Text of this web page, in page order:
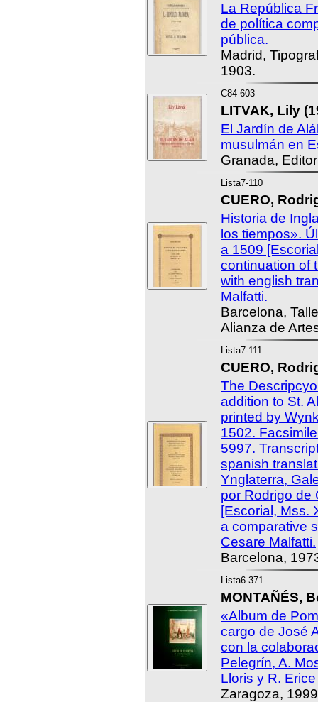
La República
de política
pública.
Madrid,
1903.
C84-603
LITVAK, Lily
El Jardín de
musulmán en
Granada,
Lista7-110
CUERO,
Historia de
los tiempos».
a 1509
continuation of
with english
Malfatti.
Barcelona,
Alianza de
Lista7-111
CUERO,
The
addition to St.
printed by
1502.
5997.
spanish
Ynglaterra,
por Rodrigo de
[Escorial, Mss.
a comparative
Cesare Malfatti.
Barcelona,
Lista6-371
MONTAÑÉS,
«Album de
cargo de José
con la
Pelegrín, A.
Lloris y R.
Zaragoza,